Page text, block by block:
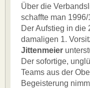
Über die
schaffte man
Der Aufstieg in die
damaligen 1.
Jittenmeier
Der sofortige,
Teams aus der
Begeisterung